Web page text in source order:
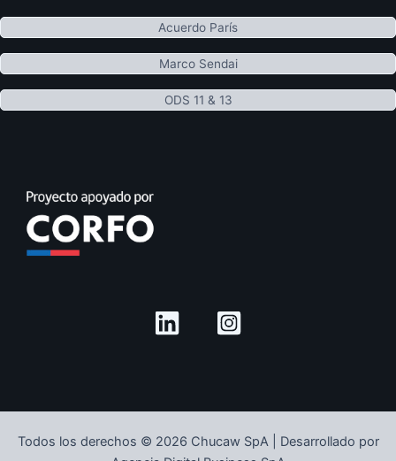
Acuerdo París
Marco Sendai
ODS 11 & 13
Todos los derechos © 2026 Chucaw SpA | Desarrollado por